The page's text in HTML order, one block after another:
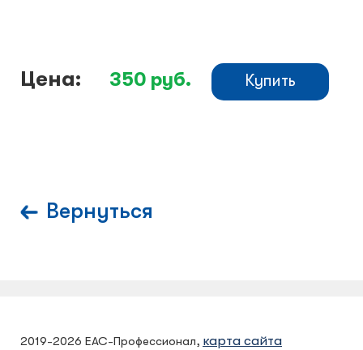
Цена: 350 руб. Купить
Вернуться
2019-2026 ЕАС-Профессионал, карта сайта